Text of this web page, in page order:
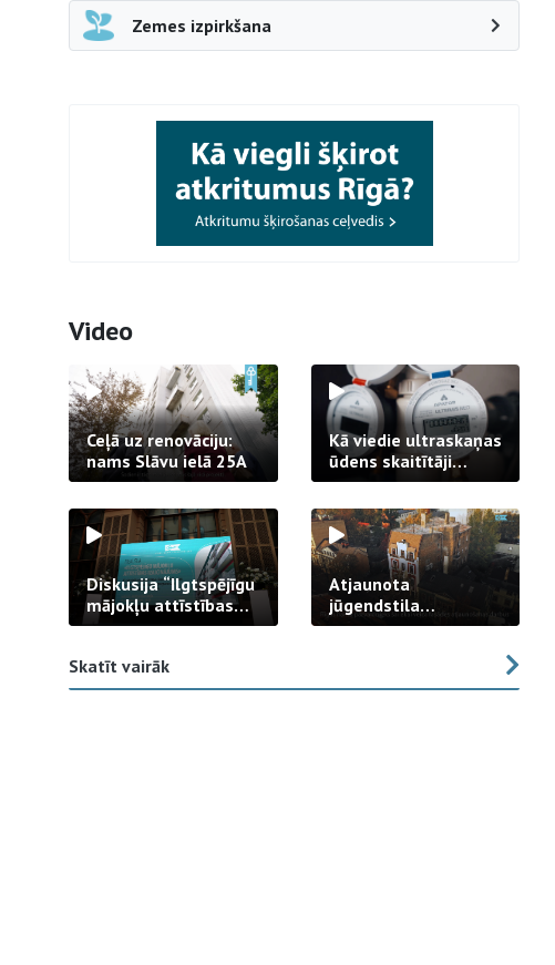
Zemes izpirkšana
Video
Ceļā uz renovāciju:
nams Slāvu ielā 25A
Kā viedie ultraskaņas
ūdens skaitītāji
strādā praksē
Diskusija “Ilgtspējīgu
mājokļu attīstības
izaicinājums”
Atjaunota
jūgendstila
arhitektūras pērles
Skatīt vairāk